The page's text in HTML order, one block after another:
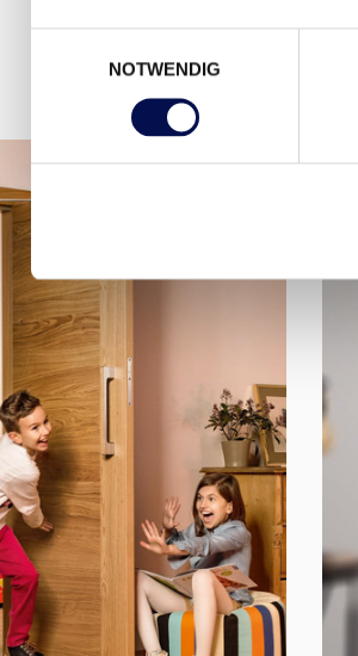
NOTWENDIG